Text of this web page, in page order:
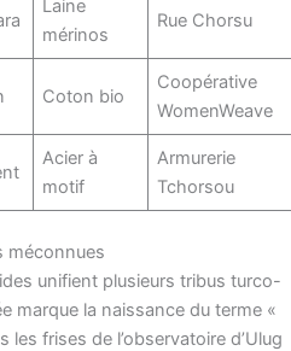
Laine
mérinos
Rue Chorsu
Coton bio
Coopérative
WomenWeave
Acier à
motif
Armurerie
Tchorsou
méconnues
unifient plusieurs tribus turco-
marque la naissance du terme «
les frises de l’observatoire d’Ulug